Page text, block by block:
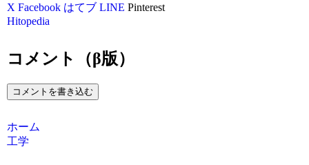
X Facebook はてブ LINE Pinterest
Hitopedia
コメント（β版）
コメントを書き込む
ホーム
工学